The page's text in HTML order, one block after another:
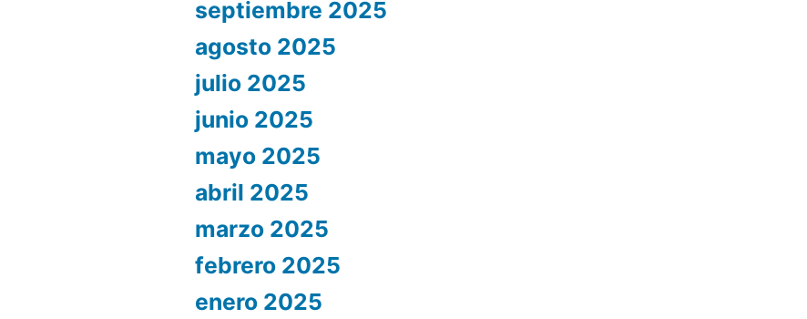
septiembre 2025
agosto 2025
julio 2025
junio 2025
mayo 2025
abril 2025
marzo 2025
febrero 2025
enero 2025